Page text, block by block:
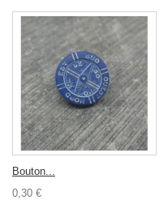
Bouton...
0,30 €